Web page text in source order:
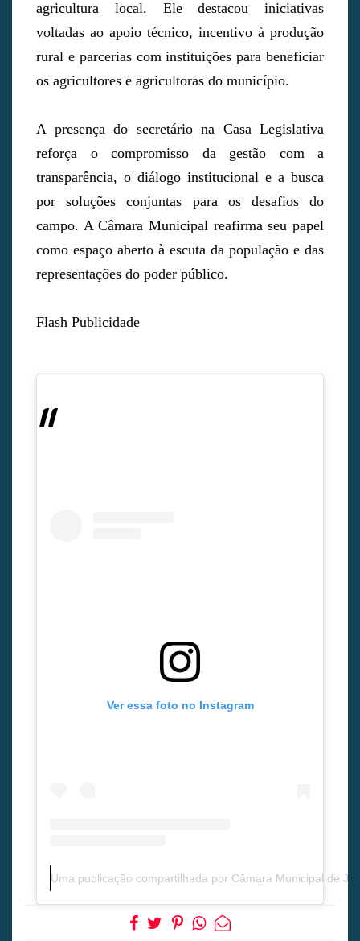
agricultura local. Ele destacou iniciativas
voltadas ao apoio técnico, incentivo à produção
rural e parcerias com instituições para beneficiar
os agricultores e agricultoras do município.
A presença do secretário na Casa Legislativa
reforça o compromisso da gestão com a
transparência, o diálogo institucional e a busca
por soluções conjuntas para os desafios do
campo. A Câmara Municipal reafirma seu papel
como espaço aberto à escuta da população e das
representações do poder público.
Flash Publicidade
Ver essa foto no Instagram
Uma publicação compartilhada por Câmara Municipal de